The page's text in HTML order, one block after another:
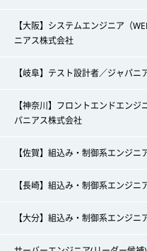
【大阪】システムエンジニア（
ニアス株式会社
【岐阜】テスト設計者／ジャパニ
【神奈川】フロントエンドエン
パニアス株式会社
【佐賀】組込み・制御系エンジ
【長崎】組込み・制御系エンジ
【大分】組込み・制御系エンジ